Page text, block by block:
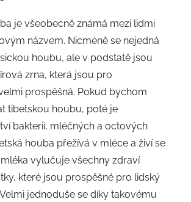
je všeobecně známá mezi lidmi
názvem. Nicméně se nejedná
houbu, ale v podstatě jsou
zrna, která jsou pro
prospěšná. Pokud bychom
tibetskou houbu, poté je
bakterií, mléčných a octových
houba přežívá v mléce a živí se
vylučuje všechny zdraví
které jsou prospěšné pro lidský
jednoduše se díky takovému